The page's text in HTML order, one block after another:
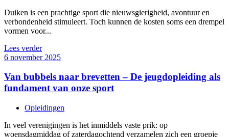
Duiken is een prachtige sport die nieuwsgierigheid, avontuur en
verbondenheid stimuleert. Toch kunnen de kosten soms een drempel
vormen voor...
Lees verder
6 november 2025
Van bubbels naar brevetten – De jeugdopleiding als
fundament van onze sport
Opleidingen
In veel verenigingen is het inmiddels vaste prik: op
woensdagmiddag of zaterdagochtend verzamelen zich een groepje